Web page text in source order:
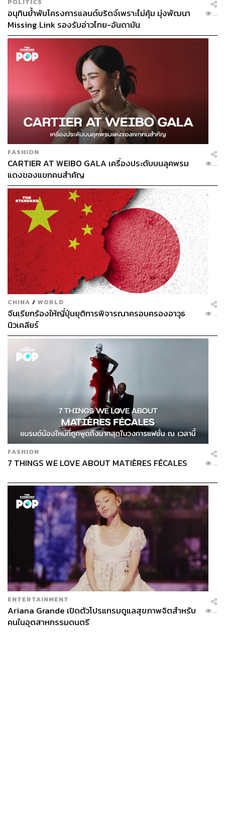
อนุทินย้ำพับโครงการแลนด์บริดจ์เพราะไม่คุ้ม มุ่งพัฒนา
Missing Link รองรับอ่าวไทย-อันดามัน
...
FASHION
CARTIER AT WEIBO GALA เครื่องประดับบนลุคพรม
แดงของแขกคนสำคัญ
...
CHINA / WORLD
จีนเรียกร้องให้ญี่ปุ่นยุติการพิจารณาครอบครองอาวุธ
นิวเคลียร์
...
FASHION
7 THINGS WE LOVE ABOUT MATIÈRES FÉCALES ...
ENTERTAINMENT
Ariana Grande เปิดตัวโปรแกรมดูแลสุขภาพจิตสำหรับ
คนในอุตสาหกรรมดนตรี
...